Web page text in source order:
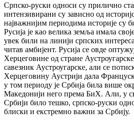
Српско-руски односи су прилично
интензивирани су зависно од
најважнијим периодима историје су
Русија је као велика земља имала
увек били на линији српских
читав амбијент. Русија се овде
Херцеговине од стране
савезник Аустроугарске, али се
Херцеговину Аустрији дала
у том периоду је Србија била више
Македонији него према БиХ. Али, у
Србији било тешко, српско-руски
блиски и екстремно важни за Србију.